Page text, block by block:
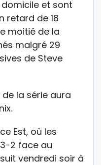
domicile et sont
retard de 18
moitié de la
malgré 29
de Steve
la série aura
Est, où les
2 face au
vendredi soir à